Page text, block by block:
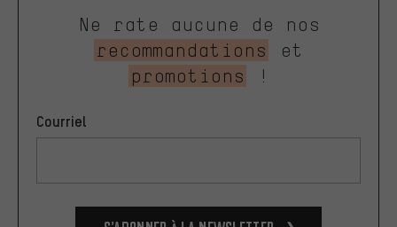
Ne rate aucune de nos
recommandations
et
promotions
!
Courriel